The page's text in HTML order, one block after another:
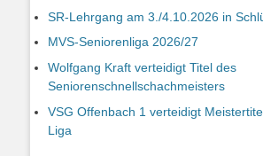
SR-Lehrgang am 3./4.10.2026 in
MVS-Seniorenliga 2026/27
Wolfgang Kraft verteidigt Titel des
Seniorenschnellschachmeisters
VSG Offenbach 1 verteidigt
Liga